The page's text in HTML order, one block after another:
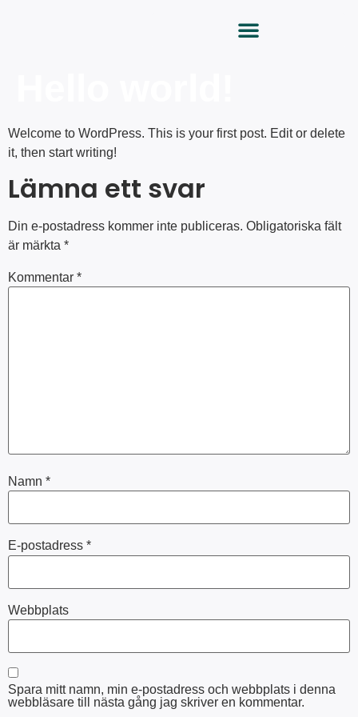
Welcome to WordPress. This is your first post. Edit or delete
it, then start writing!
Lämna ett svar
Din e-postadress kommer inte publiceras. Obligatoriska fält
är märkta *
Kommentar *
Namn *
E-postadress *
Webbplats
Spara mitt namn, min e-postadress och webbplats i denna
webbläsare till nästa gång jag skriver en kommentar.